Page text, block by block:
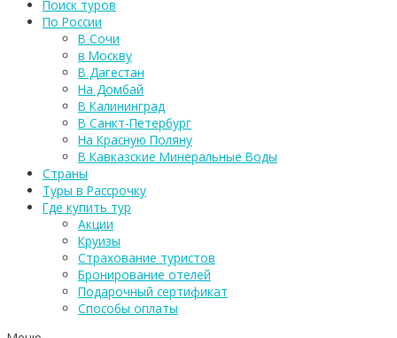
Поиск туров
По России
В Сочи
в Москву
В Дагестан
На Домбай
В Калининград
В Санкт-Петербург
На Красную Поляну
В Кавказские Минеральные Воды
Страны
Туры в Рассрочку
Где купить тур
Акции
Круизы
Страхование туристов
Бронирование отелей
Подарочный сертификат
Способы оплаты